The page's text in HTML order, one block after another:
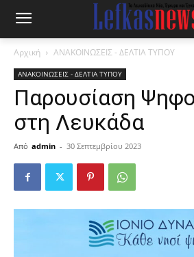
Αρχική ΑΝΑΚΟΙΝΩΣΕΙΣ - ΔΕΛΤΙΑ ΤΥΠΟΥ
ΑΝΑΚΟΙΝΩΣΕΙΣ - ΔΕΛΤΙΑ ΤΥΠΟΥ
Παρουσίαση
στη Λευκάδα
Από admin - 30 Σεπτεμβρίου 2023